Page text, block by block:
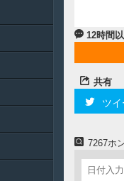
12時間
共有
ツイ
7267ホ